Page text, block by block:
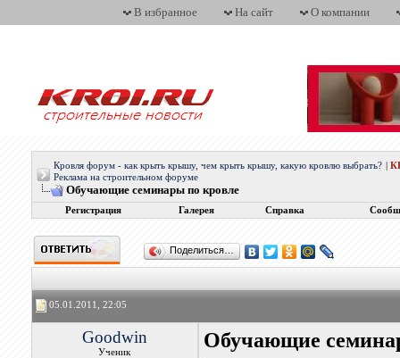
В избранное На сайт О компании
Кровля форум - как крыть крышу, чем крыть крышу, какую кровлю выбрать?
Реклама на строительном форуме
Обучающие семинары по кровле
Регистрация Галерея Справка
Поделиться…
05.01.2011, 22:05
Goodwin
Ученик
Обучающие